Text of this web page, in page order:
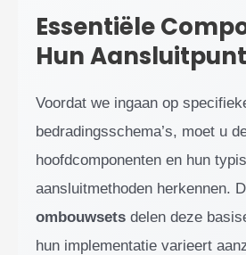
Essentiële
Hun
Voordat we ingaan op
bedradingsschema’s, moet u
hoofdcomponenten en hun
aansluitmethoden herkennen.
ombouwsets delen deze
hun implementatie varieert